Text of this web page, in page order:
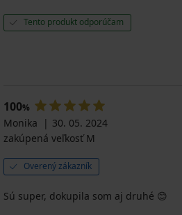
Tento produkt odporúčam
100%
Monika
30. 05. 2024
zakúpená veľkosť M
Overený zákazník
Sú super, dokupila som aj druhé 😊